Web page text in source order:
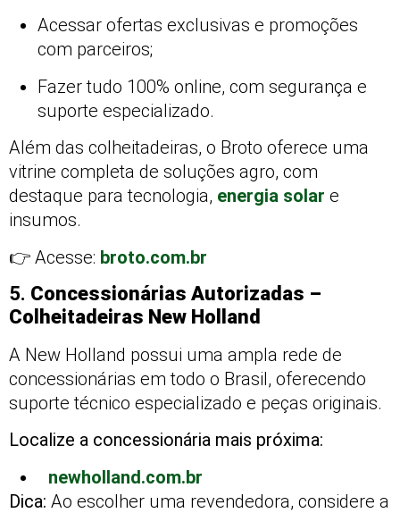
Acessar ofertas exclusivas e promoções
com parceiros;
Fazer tudo 100% online, com segurança e
suporte especializado.
Além das colheitadeiras, o Broto oferece uma
vitrine completa de soluções agro, com
destaque para tecnologia, energia solar e
insumos.
👉 Acesse: broto.com.br
5. Concessionárias Autorizadas –
Colheitadeiras New Holland
A New Holland possui uma ampla rede de
concessionárias em todo o Brasil, oferecendo
suporte técnico especializado e peças originais.
Localize a concessionária mais próxima:
newholland.com.br
Dica: Ao escolher uma revendedora, considere a